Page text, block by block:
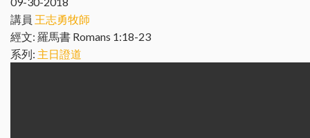
講員 王志勇牧師
經文: 羅馬書 Romans 1:18-23
系列: 主日證道